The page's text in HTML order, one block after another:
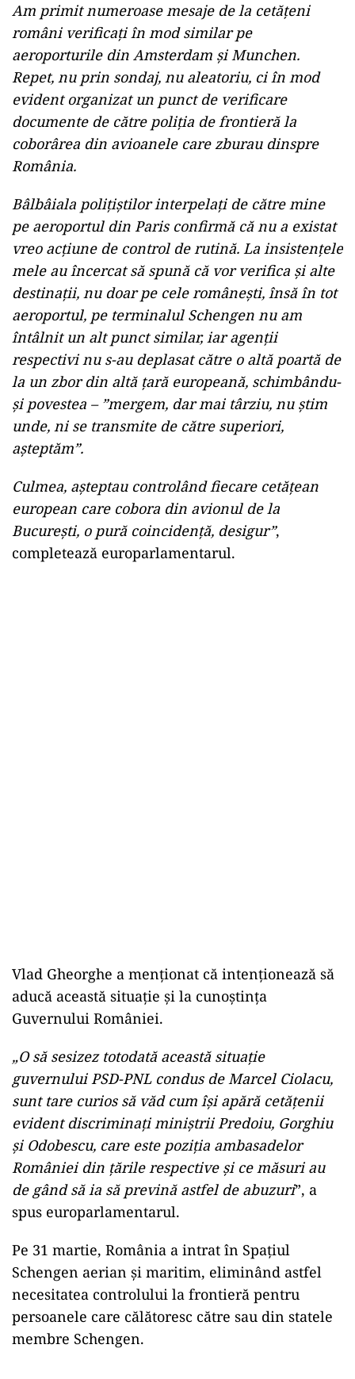
Am primit numeroase mesaje de la cetățeni
români verificați în mod similar pe
aeroporturile din Amsterdam și Munchen.
Repet, nu prin sondaj, nu aleatoriu, ci în mod
evident organizat un punct de verificare
documente de către poliția de frontieră la
coborârea din avioanele care zburau dinspre
România.
Bâlbâiala polițiștilor interpelați de către mine
pe aeroportul din Paris confirmă că nu a existat
vreo acțiune de control de rutină. La insistențele
mele au încercat să spună că vor verifica și alte
destinații, nu doar pe cele românești, însă în tot
aeroportul, pe terminalul Schengen nu am
întâlnit un alt punct similar, iar agenții
respectivi nu s-au deplasat către o altă poartă de
la un zbor din altă țară europeană, schimbându-
și povestea – ”mergem, dar mai târziu, nu știm
unde, ni se transmite de către superiori,
așteptăm”.
Culmea, așteptau controlând fiecare cetățean
european care cobora din avionul de la
București, o pură coincidență, desigur”,
completează europarlamentarul.
Vlad Gheorghe a menționat că intenționează să
aducă această situație și la cunoștința
Guvernului României.
„O să sesizez totodată această situație
guvernului PSD-PNL condus de Marcel Ciolacu,
sunt tare curios să văd cum își apără cetățenii
evident discriminați miniștrii Predoiu, Gorghiu
și Odobescu, care este poziția ambasadelor
României din țările respective și ce măsuri au
de gând să ia să prevină astfel de abuzuri”, a
spus europarlamentarul.
Pe 31 martie, România a intrat în Spațiul
Schengen aerian și maritim, eliminând astfel
necesitatea controlului la frontieră pentru
persoanele care călătoresc către sau din statele
membre Schengen.